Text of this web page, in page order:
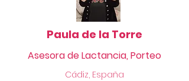
Cádiz, España
Paula de la Torre
Asesora de Lactancia, Porteo